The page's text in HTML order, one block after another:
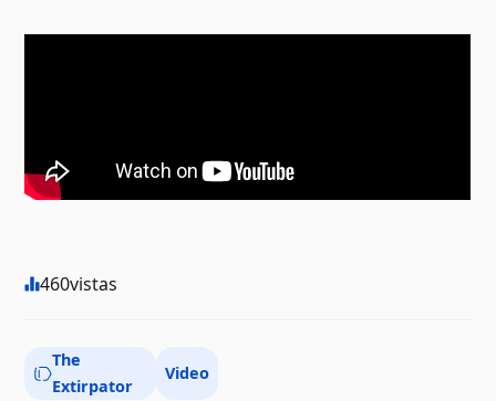
460vistas
The
Extirpator
Video